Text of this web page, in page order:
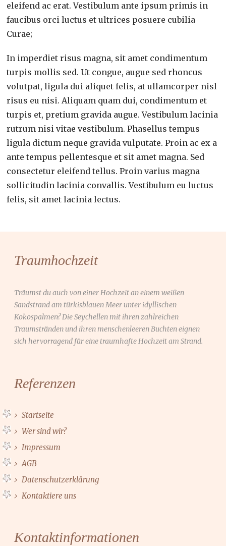
eleifend ac erat. Vestibulum ante ipsum primis in
faucibus orci luctus et ultrices posuere cubilia
Curae;
In imperdiet risus magna, sit amet condimentum
turpis mollis sed. Ut congue, augue sed rhoncus
volutpat, ligula dui aliquet felis, at ullamcorper nisl
risus eu nisi. Aliquam quam dui, condimentum et
turpis et, pretium gravida augue. Vestibulum lacinia
rutrum nisi vitae vestibulum. Phasellus tempus
ligula dictum neque gravida vulputate. Proin ac ex a
ante tempus pellentesque et sit amet magna. Sed
consectetur eleifend tellus. Proin varius magna
sollicitudin lacinia convallis. Vestibulum eu luctus
felis, sit amet lacinia lectus.
Traumhochzeit
Träumst du auch von einer Hochzeit an einem weißen
Sandstrand am türkisblauen Meer unter idyllischen
Kokospalmen? Die Seychellen mit ihren zahlreichen
Traumstränden und ihren menschenleeren Buchten eignen
sich hervorragend für eine traumhafte Hochzeit am Strand.
Referenzen
Startseite
Wer sind wir?
Impressum
AGB
Datenschutzerklärung
Kontaktiere uns
Kontaktinformationen